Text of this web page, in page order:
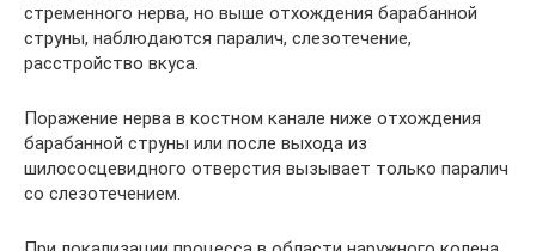
стременного нерва, но выше отхождения барабанной
струны, наблюдаются паралич, слезотечение,
расстройство вкуса.
Поражение нерва в костном канале ниже отхождения
барабанной струны или после выхода из
шилососцевидного отверстия вызывает только паралич
со слезотечением.